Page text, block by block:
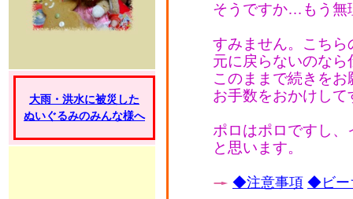
大雨・洪水に被災した
ぬいぐるみのみんな様へ
そうですか…もう
すみません。こち
元に戻らないのな
このままで続きをお
お手数をおかけして
ポロはポロですし
と思います。
◆注意事項 ◆ビー